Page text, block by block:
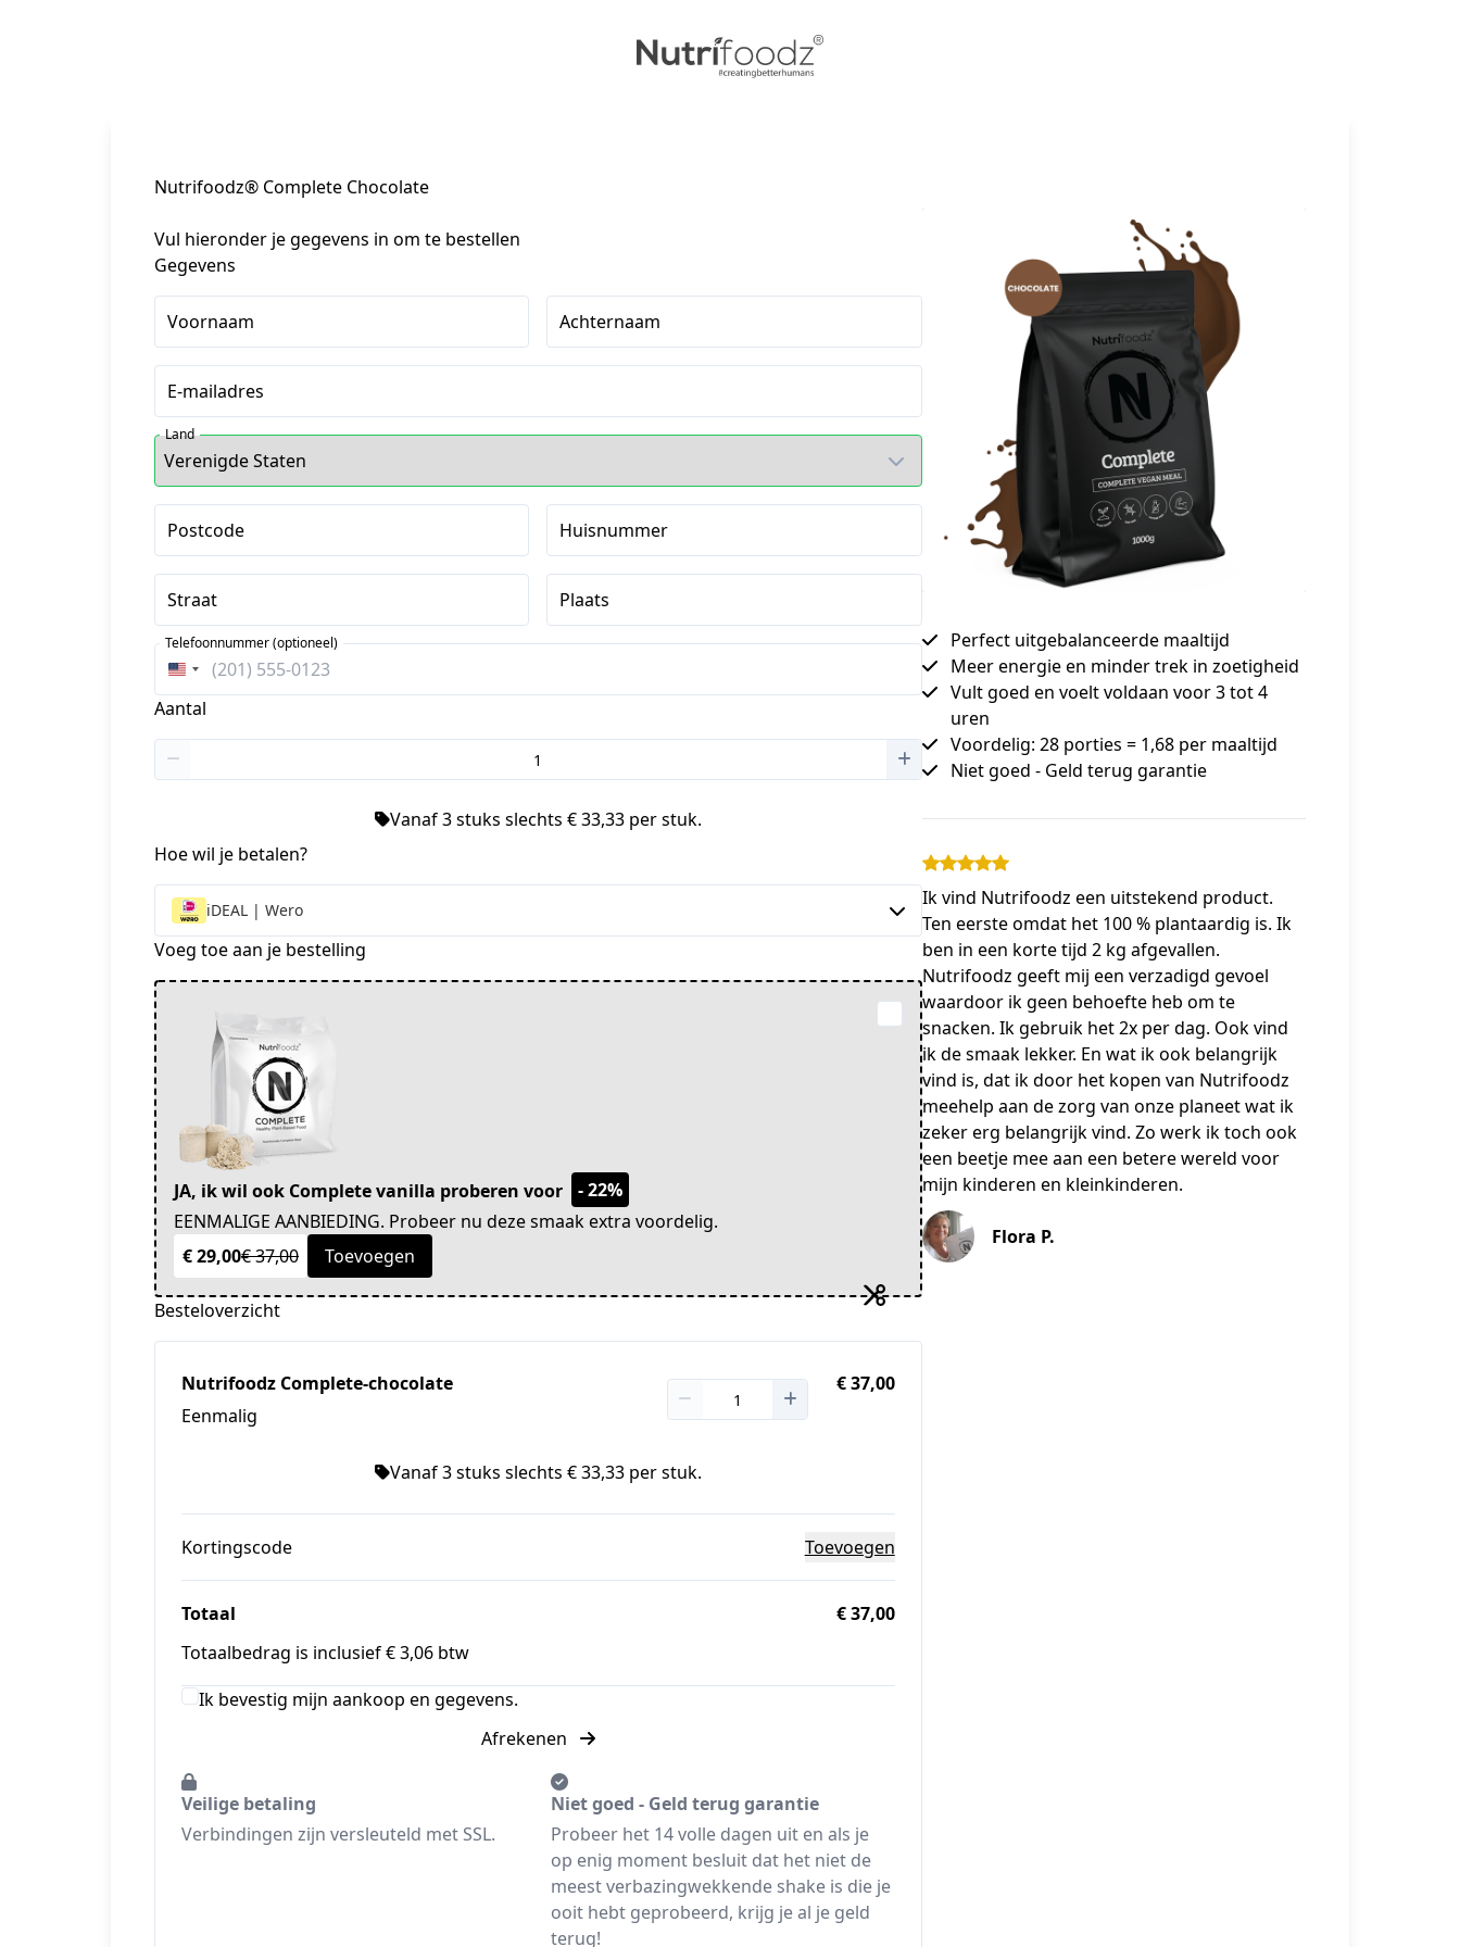
Perfect uitgebalanceerde maaltijd
Meer energie en minder trek in zoetigheid
Vult goed en voelt voldaan voor 3 tot 4
uren
Voordelig: 28 porties = 1,68 per maaltijd
Niet goed - Geld terug garantie
Ik vind Nutrifoodz een uitstekend product.
Ten eerste omdat het 100 % plantaardig is. Ik
ben in een korte tijd 2 kg afgevallen.
Nutrifoodz geeft mij een verzadigd gevoel
waardoor ik geen behoefte heb om te
snacken. Ik gebruik het 2x per dag. Ook vind
ik de smaak lekker. En wat ik ook belangrijk
vind is, dat ik door het kopen van Nutrifoodz
meehelp aan de zorg van onze planeet wat ik
zeker erg belangrijk vind. Zo werk ik toch ook
een beetje mee aan een betere wereld voor
mijn kinderen en kleinkinderen.
Flora P.
Nutrifoodz® Complete Chocolate
Vul hieronder je gegevens in om te bestellen
Gegevens
Voornaam Achternaam
E-mailadres
Land
Postcode Huisnummer
Straat Plaats
Verenigde
Staten
Telefoonnummer (optioneel)
Aantal
Vanaf 3 stuks slechts € 33,33 per stuk.
Hoe wil je betalen?
iDEAL | Wero
Voeg toe aan je bestelling
JA, ik wil ook Complete vanilla proberen voor
- 22%
EENMALIGE AANBIEDING. Probeer nu deze smaak extra voordelig.
€ 29,00€ 37,00 Toevoegen
Besteloverzicht
Nutrifoodz Complete-chocolate
Eenmalig
€ 37,00
Vanaf 3 stuks slechts € 33,33 per stuk.
Kortingscode Toevoegen
Totaal
€ 37,00
Totaalbedrag is inclusief € 3,06 btw
Ik bevestig mijn aankoop en gegevens.
Afrekenen
Veilige betaling
Verbindingen zijn versleuteld met SSL.
Niet goed - Geld terug garantie
Probeer het 14 volle dagen uit en als je
op enig moment besluit dat het niet de
meest verbazingwekkende shake is die je
ooit hebt geprobeerd, krijg je al je geld
terug!